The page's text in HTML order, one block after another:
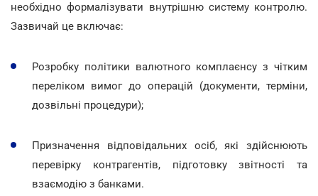
необхідно формалізувати внутрішню систему контролю.
Зазвичай це включає:
Розробку політики валютного комплаєнсу з чітким
переліком вимог до операцій (документи, терміни,
дозвільні процедури);
Призначення відповідальних осіб, які здійснюють
перевірку контрагентів, підготовку звітності та
взаємодію з банками.